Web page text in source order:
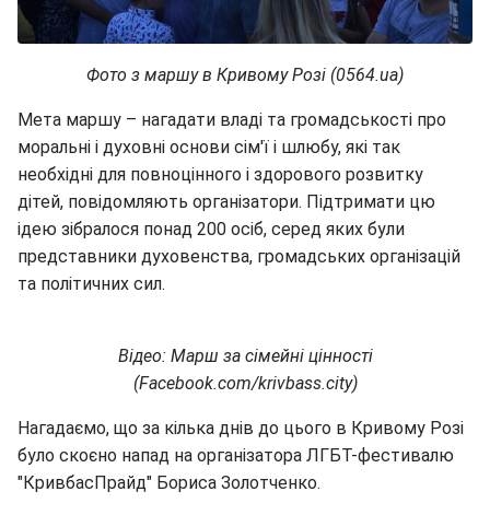
Фото з маршу в Кривому Розі (0564.ua)
Мета маршу – нагадати владі та громадськості про
моральні і духовні основи сім'ї і шлюбу, які так
необхідні для повноцінного і здорового розвитку
дітей, повідомляють організатори. Підтримати цю
ідею зібралося понад 200 осіб, серед яких були
представники духовенства, громадських організацій
та політичних сил.
Відео: Марш за сімейні цінності
(Facebook.com/krivbass.city)
Нагадаємо, що за кілька днів до цього в Кривому Розі
було скоєно напад на організатора ЛГБТ-фестивалю
"КривбасПрайд" Бориса Золотченко.